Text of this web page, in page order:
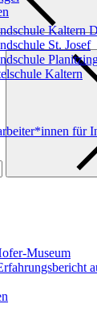
Kaltern
St. Josef
Kaltern
für
Museum